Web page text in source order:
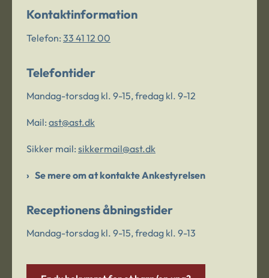
Kontaktinformation
Telefon: 33 41 12 00
Telefontider
Mandag-torsdag kl. 9-15, fredag kl. 9-12
Mail: ast@ast.dk
Sikker mail: sikkermail@ast.dk
Se mere om at kontakte Ankestyrelsen
Receptionens åbningstider
Mandag-torsdag kl. 9-15, fredag kl. 9-13